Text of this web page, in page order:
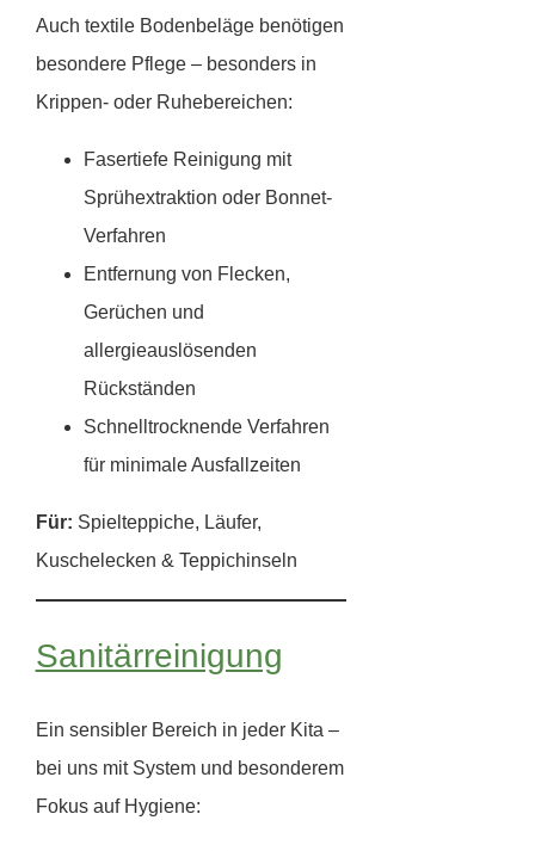
Auch textile Bodenbeläge benötigen
besondere Pflege – besonders in
Krippen- oder Ruhebereichen:
Fasertiefe Reinigung mit
Sprühextraktion oder Bonnet-
Verfahren
Entfernung von Flecken,
Gerüchen und
allergieauslösenden
Rückständen
Schnelltrocknende Verfahren
für minimale Ausfallzeiten
Für: Spielteppiche, Läufer,
Kuschelecken & Teppichinseln
Sanitärreinigung
Ein sensibler Bereich in jeder Kita –
bei uns mit System und besonderem
Fokus auf Hygiene: